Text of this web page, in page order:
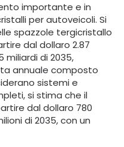
importante e in
per autoveicoli. Si
spazzole tergicristallo
dal dollaro 2.87
miliardi di 2035,
annuale composto
sistemi e
si stima che il
dal dollaro 780
di 2035, con un